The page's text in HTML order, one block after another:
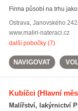
Firma působí na trhu
Ostrava, Janovského
www.maliri-nateraci.cz
další pobočky (7)
NAVIGOVAT
Kubíčci(Hlavní
Malířství, lakýrnictví